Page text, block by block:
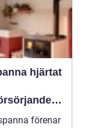
hjärtat
förenar